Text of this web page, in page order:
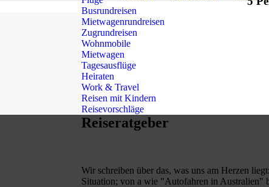
Busrundreisen
Mietwagenrundreisen
Zugrundreisen
Wohnmobile
Mietwagen
Tagesausflüge
Heiraten
Work & Travel
Reisen mit Kindern
Reisevorschläge
Reiseratgeber
Wir schreiben über das, was uns am Herzen
Situation; von a wie "Autofahren in Australien"